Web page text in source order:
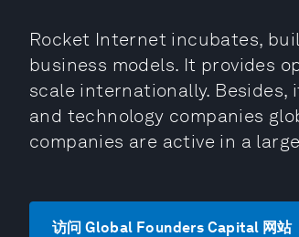
Rocket Internet incubates,
business models. It provides
scale internationally.
and technology companies
companies are active in a
访问 Global Founders Capital 网站